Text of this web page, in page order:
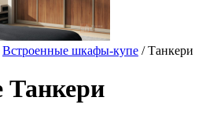
Встроенные шкафы-купе / Танкери